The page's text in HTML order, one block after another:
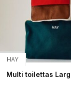
HAY
Multi toilettas